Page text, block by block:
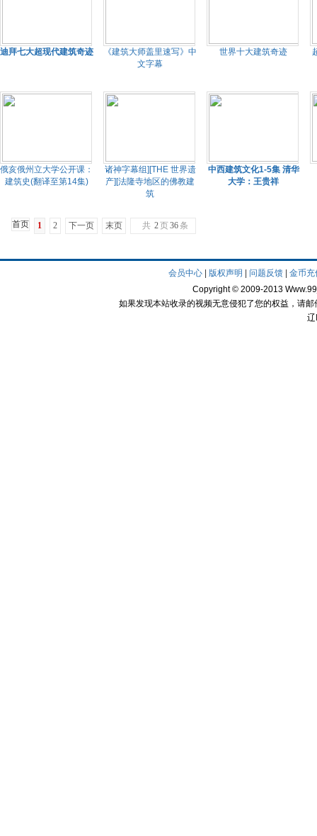
迪拜七大超现代建筑奇迹
《建筑大师盖里速写》中
文字幕
世界十大建筑奇迹
俄亥俄州立大学公开课：
建筑史(翻译至第14集)
诸神字幕组][THE 世界遗
产][法隆寺地区的佛教建
筑
中西建筑文化1-5集 清华
大学：王贵祥
首页 1 2 下一页 末页 共 2页36条
会员中心 版权声明 问题反馈
金币充
Copyright © 2009-2013
如果发现本站收录的视频无意侵犯了您的权益，请